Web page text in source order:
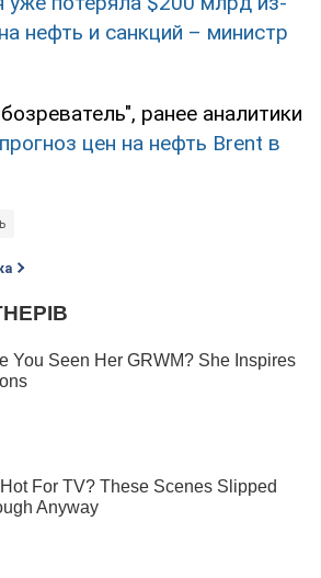
нефть и санкций – министр
ранее аналитики
цен на нефть Brent в